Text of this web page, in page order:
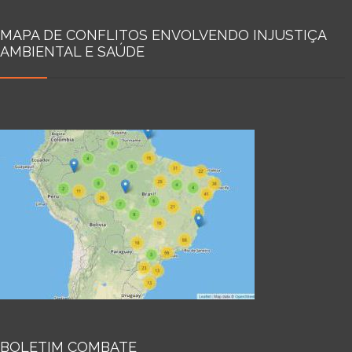
MAPA DE CONFLITOS ENVOLVENDO INJUSTIÇA
AMBIENTAL E SAÚDE
BOLETIM COMBATE